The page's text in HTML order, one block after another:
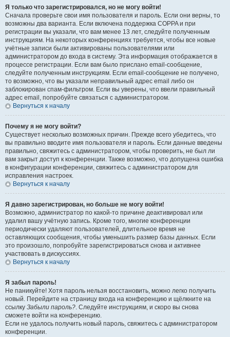
Я только что зарегистрировался, но не могу войти!
Сначала проверьте свои имя пользователя и пароль. Если они верны, то
возможны два варианта. Если включена поддержка COPPA и при
регистрации вы указали, что вам менее 13 лет, следуйте полученным
инструкциям. На некоторых конференциях требуется, чтобы все новые
учётные записи были активированы пользователями или
администратором до входа в систему. Эта информация отображается в
процессе регистрации. Если вам было прислано email-сообщение,
следуйте полученным инструкциям. Если email-сообщение не получено,
то возможно, что вы указали неправильный адрес email либо он
заблокирован спам-фильтром. Если вы уверены, что ввели правильный
адрес email, попробуйте связаться с администратором.
Вернуться к началу
Почему я не могу войти?
Существует несколько возможных причин. Прежде всего убедитесь, что
вы правильно вводите имя пользователя и пароль. Если данные введены
правильно, свяжитесь с администратором, чтобы проверить, не был ли
вам закрыт доступ к конференции. Также возможно, что допущена ошибка
в конфигурации конференции, свяжитесь с администратором для
исправления настроек.
Вернуться к началу
Я давно зарегистрирован, но больше не могу войти!
Возможно, администратор по какой-то причине деактивировал или
удалил вашу учётную запись. Кроме того, многие конференции
периодически удаляют пользователей, длительное время не
оставляющих сообщения, чтобы уменьшить размер базы данных. Если
это произошло, попробуйте зарегистрироваться снова и активнее
участвовать в дискуссиях.
Вернуться к началу
Я забыл пароль!
Не паникуйте! Хотя пароль нельзя восстановить, можно легко получить
новый. Перейдите на страницу входа на конференцию и щёлкните на
ссылку Забыли пароль?. Следуйте инструкциям, и скоро вы снова
сможете войти на конференцию.
Если не удалось получить новый пароль, свяжитесь с администратором
конференции.